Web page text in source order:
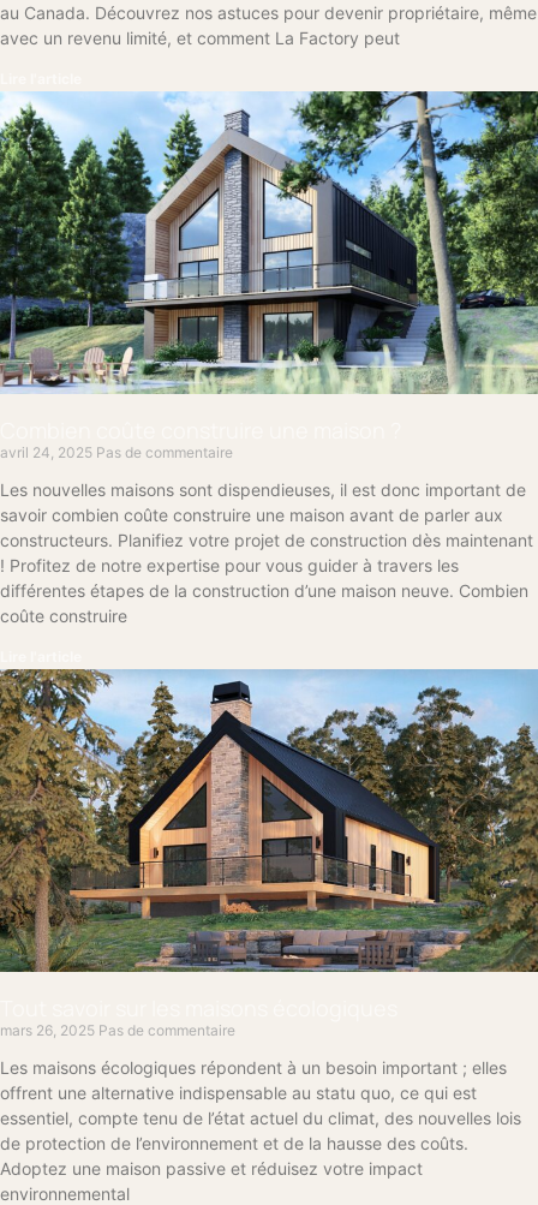
au Canada. Découvrez nos astuces pour devenir propriétaire, même
avec un revenu limité, et comment La Factory peut
avril 24, 2025 Pas de commentaire
Les nouvelles maisons sont dispendieuses, il est donc important de
savoir combien coûte construire une maison avant de parler aux
constructeurs. Planifiez votre projet de construction dès maintenant
! Profitez de notre expertise pour vous guider à travers les
différentes étapes de la construction d’une maison neuve. Combien
coûte construire
mars 26, 2025 Pas de commentaire
Les maisons écologiques répondent à un besoin important ; elles
offrent une alternative indispensable au statu quo, ce qui est
essentiel, compte tenu de l’état actuel du climat, des nouvelles lois
de protection de l’environnement et de la hausse des coûts.
Adoptez une maison passive et réduisez votre impact
environnemental